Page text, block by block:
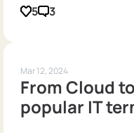
5 3
Mar 12, 2024
From Cloud
popular IT